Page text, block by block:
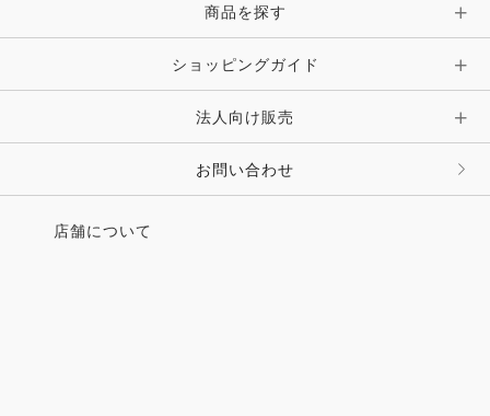
時計・財布・キーケース・革小物
キーホルダー・チャーム・ストラップ
その他 ファッション雑貨
ピン・ブローチ・コサージュ
その他 アクセサリー
商品を探す
ショッピングガイド
法人向け販売
お問い合わせ
店舗について